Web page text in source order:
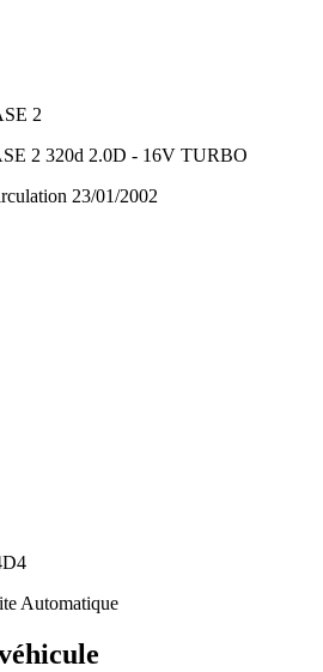
2
2 320d 2.0D - 16V TURBO
23/01/2002
Automatique